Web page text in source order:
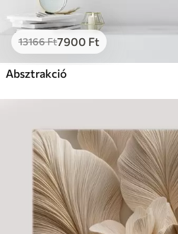
13166Ft7900 Ft
Absztrakció